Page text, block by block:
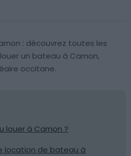
: découvrez toutes les
un bateau à Carnon,
occitane.
louer à Carnon ?
location de bateau à